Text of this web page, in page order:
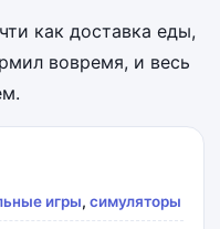
как доставка еды,
вовремя, и весь
игры, симуляторы